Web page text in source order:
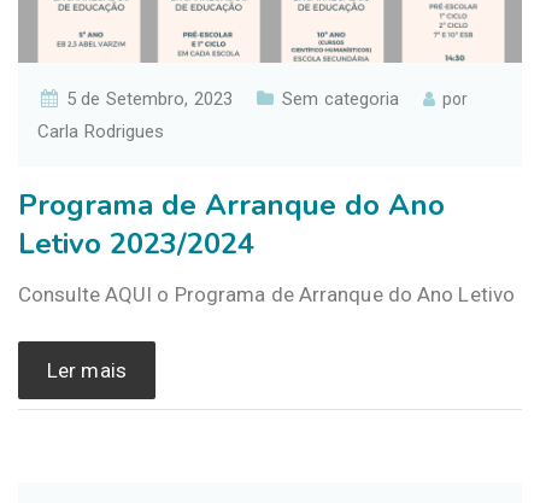
5 de Setembro, 2023 Sem categoria por
Carla Rodrigues
Programa de Arranque do Ano
Letivo 2023/2024
Consulte AQUI o Programa de Arranque do Ano Letivo
Ler mais